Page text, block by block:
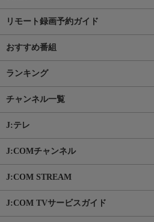
リモート録画予約ガイド
おすすめ番組
ランキング
チャンネル一覧
J:テレ
J:COMチャンネル
J:COM STREAM
J:COM TVサービスガイド